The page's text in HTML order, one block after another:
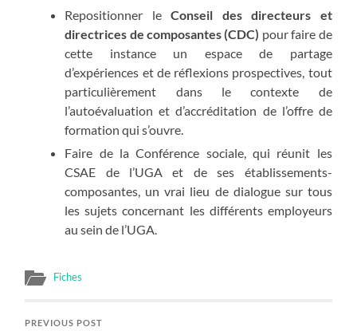
Repositionner leConseil des directeurs et
directrices de composantes (CDC) pour faire de
cette instance un espace de partage
d’expériences et de réflexions prospectives, tout
particulièrement dans le contexte de
l’autoévaluation et d’accréditation de l’offre de
formation qui s’ouvre.
Faire de la Conférence sociale, qui réunit les
CSAE de l’UGA et de ses établissements-
composantes, un vrai lieu de dialogue sur tous
les sujets concernant les différents employeurs
au sein de l’UGA.
Fiches
PREVIOUS POST